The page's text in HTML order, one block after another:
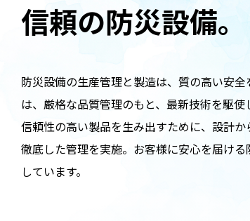
信頼の防災設備。
防災設備の生産管理と製造は、質の高い安
は、厳格な品質管理のもと、最新技術を駆使
信頼性の高い製品を生み出すために、設計
徹底した管理を実施。お客様に安心を届け
しています。